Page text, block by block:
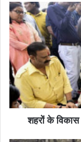
शहरों के विकास